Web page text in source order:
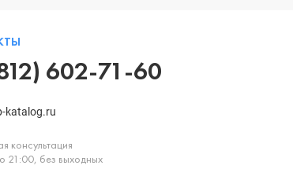
602-71-60
katalog.ru
консультация
21:00, без выходных